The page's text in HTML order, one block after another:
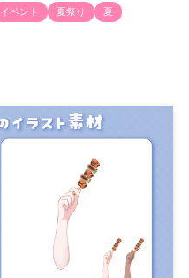
イベント 夏祭り
夏